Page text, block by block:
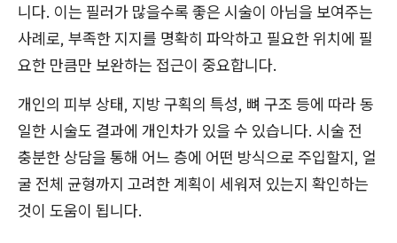
니다. 이는 필러가 많을수록 좋은 시술이 아님을 보여주는
사례로, 부족한 지지를 명확히 파악하고 필요한 위치에 필
요한 만큼만 보완하는 접근이 중요합니다.
개인의 피부 상태, 지방 구획의 특성, 뼈 구조 등에 따라 동
일한 시술도 결과에 개인차가 있을 수 있습니다. 시술 전
충분한 상담을 통해 어느 층에 어떤 방식으로 주입할지, 얼
굴 전체 균형까지 고려한 계획이 세워져 있는지 확인하는
것이 도움이 됩니다.